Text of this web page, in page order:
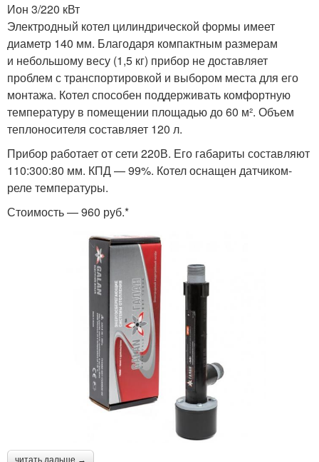
Ион 3/220 кВт
Электродный котел цилиндрической формы имеет
диаметр 140 мм. Благодаря компактным размерам
и небольшому весу (1,5 кг) прибор не доставляет
проблем с транспортировкой и выбором места для его
монтажа. Котел способен поддерживать комфортную
температуру в помещении площадью до 60 м². Объем
теплоносителя составляет 120 л.
Прибор работает от сети 220В. Его габариты составляют
110:300:80 мм. КПД — 99%. Котел оснащен датчиком-
реле температуры.
Стоимость — 960 руб.*